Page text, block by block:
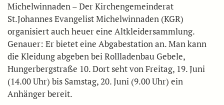
Michelwinnaden – Der Kirchengemeinderat
St.Johannes Evangelist Michelwinnaden (KGR)
organisiert auch heuer eine Altkleidersammlung.
Genauer: Er bietet eine Abgabestation an. Man kann
die Kleidung abgeben bei Rollladenbau Gebele,
Hungerbergstraße 10. Dort seht von Freitag, 19. Juni
(14.00 Uhr) bis Samstag, 20. Juni (9.00 Uhr) ein
Anhänger bereit.